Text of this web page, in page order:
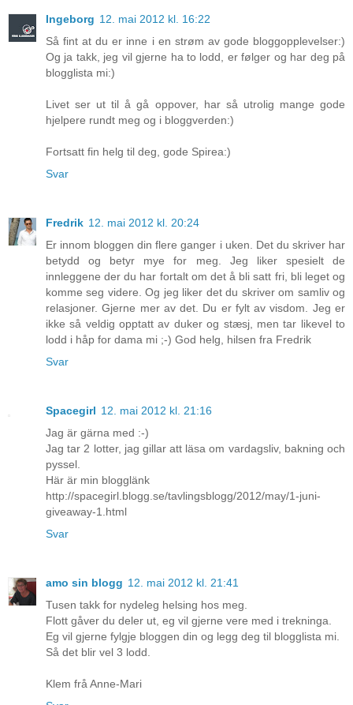
Ingeborg 12. mai 2012 kl. 16:22
Så fint at du er inne i en strøm av gode bloggopplevelser:)
Og ja takk, jeg vil gjerne ha to lodd, er følger og har deg på
blogglista mi:)
Livet ser ut til å gå oppover, har så utrolig mange gode
hjelpere rundt meg og i bloggverden:)
Fortsatt fin helg til deg, gode Spirea:)
Svar
Fredrik 12. mai 2012 kl. 20:24
Er innom bloggen din flere ganger i uken. Det du skriver har
betydd og betyr mye for meg. Jeg liker spesielt de
innleggene der du har fortalt om det å bli satt fri, bli leget og
komme seg videre. Og jeg liker det du skriver om samliv og
relasjoner. Gjerne mer av det. Du er fylt av visdom. Jeg er
ikke så veldig opptatt av duker og stæsj, men tar likevel to
lodd i håp for dama mi ;-) God helg, hilsen fra Fredrik
Svar
Spacegirl 12. mai 2012 kl. 21:16
Jag är gärna med :-)
Jag tar 2 lotter, jag gillar att läsa om vardagsliv, bakning och
pyssel.
Här är min blogglänk
http://spacegirl.blogg.se/tavlingsblogg/2012/may/1-juni-
giveaway-1.html
Svar
amo sin blogg 12. mai 2012 kl. 21:41
Tusen takk for nydeleg helsing hos meg.
Flott gåver du deler ut, eg vil gjerne vere med i trekninga.
Eg vil gjerne fylgje bloggen din og legg deg til blogglista mi.
Så det blir vel 3 lodd.
Klem frå Anne-Mari